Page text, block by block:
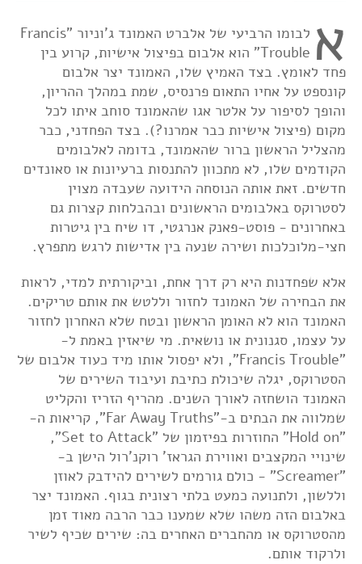
א
לבומו הרביעי של אלברט האמונד ג'וניור "Francis
Trouble" הוא אלבום בפיצול אישיות, קרוע בין
פחד לאומץ. בצד האמיץ שלו, האמונד יצר אלבום
קונספט על אחיו התאום פרנסיס, שמת במהלך ההריון,
והופך לסיפור על אלטר אגו שהאמונד סוחב איתו לכל
מקום (פיצול אישיות כבר אמרנו?). בצד הפחדני, כבר
מהצליל הראשון ברור שהאמונד, בדומה לאלבומים
הקודמים שלו, לא מתכוון להתנסות ברעיונות או סאונדים
חדשים. זאת אותה הנוסחה הידועה שעבדה מצוין
לסטרוקס באלבומים הראשונים ובהבלחות קצרות גם
באחרונים - פוסט-פאנק אנרגטי, דו שיח בין גיטרות
חצי-מלוכלכות ושירה שנעה בין אדישות לרגש מתפרץ.
אלא שפחדנות היא רק דרך אחת, וביקורתית למדי, לראות
את הבחירה של האמונד לחזור וללטש את אותם טריקים.
האמונד הוא לא האומן הראשון ובטח שלא האחרון לחזור
על עצמו, סגנונית או נושאית. מי שיאזין באמת ל-
"Francis Trouble", ולא יפסול אותו מיד כעוד אלבום של
הסטרוקס, יגלה שיכולת כתיבת ועיבוד השירים של
האמונד הושחזה לאורך השנים. מהריף הזריז והקליט
שמלווה את הבתים ב-"Far Away Truths", קריאות ה-
"Hold on" החוזרות בפיזמון של "Set to Attack",
שינויי המקצבים ואווירת הגראז' רוקנ'רול הישן ב-
"Screamer" - כולם גורמים לשירים להידבק לאוזן
וללשון, ולתנועה כמעט בלתי רצונית בגוף. האמונד יצר
באלבום הזה משהו שלא שמענו כבר הרבה מאוד זמן
מהסטרוקס או מהחברים האחרים בה: שירים שכיף לשיר
ולרקוד אותם.